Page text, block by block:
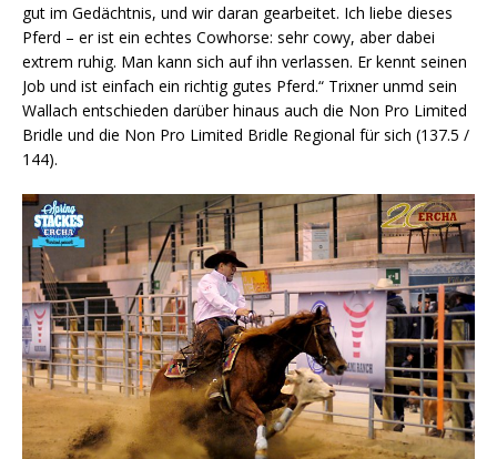
gut im Gedächtnis, und wir daran gearbeitet. Ich liebe dieses
Pferd – er ist ein echtes Cowhorse: sehr cowy, aber dabei
extrem ruhig. Man kann sich auf ihn verlassen. Er kennt seinen
Job und ist einfach ein richtig gutes Pferd.“ Trixner unmd sein
Wallach entschieden darüber hinaus auch die Non Pro Limited
Bridle und die Non Pro Limited Bridle Regional für sich (137.5 /
144).